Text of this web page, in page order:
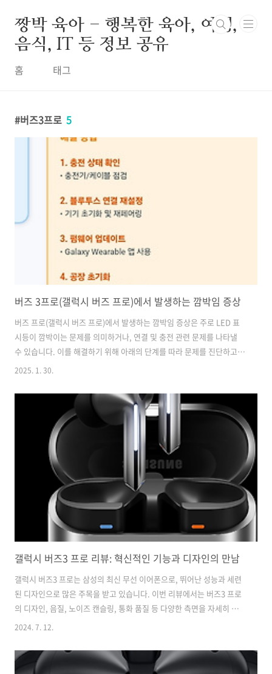
짱박 육아 - 행복한 육아, 여행,
음식, IT 등 정보 공유
홈 태그
버즈3프로 5
버즈 3프로(갤럭시 버즈 프로)에서 발생하는 깜박임 증상
버즈 프로(갤럭시 버즈 프로)에서 발생하는 깜박임 증상은 주로 LED 표
시등이 깜박이는 문제를 의미하거나, 연결 및 충전 관련 문제를 나타낼
수 있습니다. 이를 해결하기 위해 아래의 단계를 따라 문제를 진단하고
해결할 수 있습니다.1. 깜박임 증상의 원인충전 문제: 배터리가 부족하거
기의 소프트웨어가 최신 버전이 아닐 경우 연결 및 작동에 문제가 생길
수 있습니다.연결 문제: 블루투스 연결이 불안정하거나 기기 간 충돌이
발생할 수 있습니다.하드웨어 문제: 내부 부품(배터리, 회로 등)의 손상으
로 인해 깜박임이 발생할 수 있습니다. 2. 해결 방법1) 충전 상태 확인충
전기 및 케이블 점검: 충전 케이블과 어댑터가 정상적으로 작동하는지..
2025. 1. 30.
갤럭시 버즈3 프로 리뷰: 혁신적인 기능과 디자인의 만남
갤럭시 버즈3 프로는 삼성의 최신 무선 이어폰으로, 뛰어난 성능과 세련
된 디자인으로 많은 주목을 받고 있습니다. 이번 리뷰에서는 버즈3 프로
의 디자인, 음질, 노이즈 캔슬링, 통화 품질 등 다양한 측면을 자세히 살
펴보겠습니다.디자인 및 착용감갤럭시 버즈3 프로는 화이트와 실버 두
고 세련된 느낌을 줍니다. 케이스 상단 뚜껑이 투명하여 내부의 이어버드
가 보이는 디자인은 고급스러움을 더해줍니다. 뚜껑을 열면 각종 인증 마
2024. 7. 12.